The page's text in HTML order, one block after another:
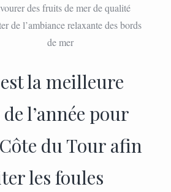
des fruits de mer de qualité
de l’ambiance relaxante des bords
de mer
la meilleure
l’année pour
du Tour afin
les foules